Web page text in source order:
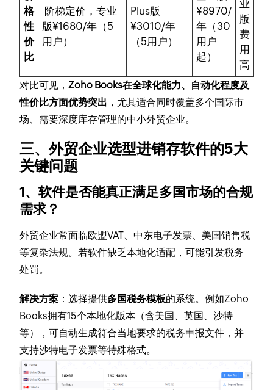
格
性
价
比
阶梯定价，专业
版¥1680/年（5
用户）
Plus版
¥3010/年
（5用户）
¥8970/
年（30
用户
起）
业
版
费
用
高
对比可见，Zoho Books在全球化能力、自动化程度及
性价比方面优势突出 ，尤其适合同时覆盖多个国际市
场、需要深度库存管理的中小外贸企业。
三、外贸企业选型进销存软件的5大
关键问题
1、软件是否能真正满足多国市场的合规
需求？
外贸企业常面临欧盟VAT、中东电子发票、美国销售税
等复杂法规。若软件缺乏本地化适配，可能引发税务
处罚。
解决方案 ：选择提供多国税务模板的系统。例如Zoho
Books拥有15个本地化版本（含美国、英国、沙特
等），可自动生成符合当地要求的税务申报文件，并
支持沙特电子发票等特殊格式。